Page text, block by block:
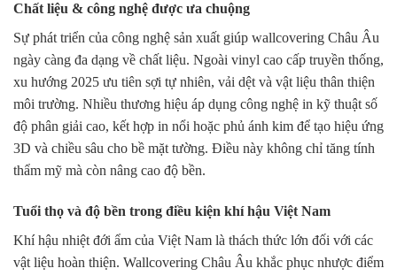
Chất liệu & công nghệ được ưa chuộng
Sự phát triển của công nghệ sản xuất giúp wallcovering Châu Âu
ngày càng đa dạng về chất liệu. Ngoài vinyl cao cấp truyền thống,
xu hướng 2025 ưu tiên sợi tự nhiên, vải dệt và vật liệu thân thiện
môi trường. Nhiều thương hiệu áp dụng công nghệ in kỹ thuật số
độ phân giải cao, kết hợp in nổi hoặc phủ ánh kim để tạo hiệu ứng
3D và chiều sâu cho bề mặt tường. Điều này không chỉ tăng tính
thẩm mỹ mà còn nâng cao độ bền.
Tuổi thọ và độ bền trong điều kiện khí hậu Việt Nam
Khí hậu nhiệt đới ẩm của Việt Nam là thách thức lớn đối với các
vật liệu hoàn thiện. Wallcovering Châu Âu khắc phục nhược điểm